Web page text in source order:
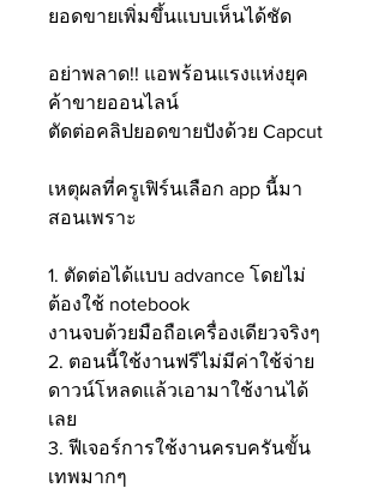
ยอดขายเพิ่มขึ้นแบบเห็นได้ชัด
อย่าพลาด!! แอพร้อนแรงแห่งยุค
ค้าขายออนไลน์
ตัดต่อคลิปยอดขายปังด้วย Capcut
เหตุผลที่ครูเฟิร์นเลือก app นี้มา
สอนเพราะ
1. ตัดต่อได้แบบ advance โดยไม่
ต้องใช้ notebook
งานจบด้วยมือถือเครื่องเดียวจริงๆ
2. ตอนนี้ใช้งานฟรีไม่มีค่าใช้จ่าย
ดาวน์โหลดแล้วเอามาใช้งานได้
เลย
3. ฟีเจอร์การใช้งานครบครันขั้น
เทพมากๆ